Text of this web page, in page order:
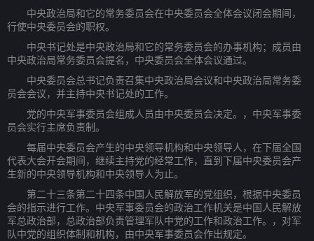
中央政治局和它的常务委员会在中央委员会全体会议闭会期间，
行使中央委员会的职权。
中央书记处是中央政治局和它的常务委员会的办事机构；成员由
中央政治局常务委员会提名，中央委员会全体会议通过。
中央委员会总书记负责召集中央政治局会议和中央政治局常务委
员会会议，并主持中央书记处的工作。
党的中央军事委员会组成人员由中央委员会决定。，中央军事委
员会实行主席负责制。
每届中央委员会产生的中央领导机构和中央领导人，在下届全国
代表大会开会期间，继续主持党的经常工作，直到下届中央委员会产
生新的中央领导机构和中央领导人为止。
第二十三条第二十四条中国人民解放军的党组织，根据中央委员
会的指示进行工作。中央军事委员会的政治工作机关是中国人民解放
军总政治部，总政治部负责管理军队中党的工作和政治工作。，对军
队中党的组织体制和机构，由中央军事委员会作出规定。